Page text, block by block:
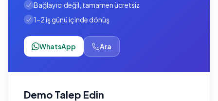
Bağlayıcı değil, tamamen ücretsiz
1-2 iş günü içinde dönüş
WhatsApp Ara
Demo Talep Edin